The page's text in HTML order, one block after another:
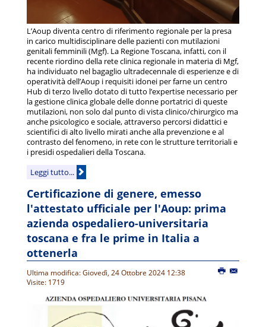
L’Aoup diventa centro di riferimento regionale per la presa
in carico multidisciplinare delle pazienti con mutilazioni
genitali femminili (Mgf). La Regione Toscana, infatti, con il
recente riordino della rete clinica regionale in materia di Mgf,
ha individuato nel bagaglio ultradecennale di esperienze e di
operatività dell’Aoup i requisiti idonei per farne un centro
Hub di terzo livello dotato di tutto l’expertise necessario per
la gestione clinica globale delle donne portatrici di queste
mutilazioni, non solo dal punto di vista clinico/chirurgico ma
anche psicologico e sociale, attraverso percorsi didattici e
scientifici di alto livello mirati anche alla prevenzione e al
contrasto del fenomeno, in rete con le strutture territoriali e
i presidi ospedalieri della Toscana.
Leggi tutto...
Certificazione di genere, emesso
l'attestato ufficiale per l'Aoup: prima
azienda ospedaliero-universitaria
toscana e fra le prime in Italia a
ottenerla
Ultima modifica: Giovedì, 24 Ottobre 2024 12:38
Visite: 1719